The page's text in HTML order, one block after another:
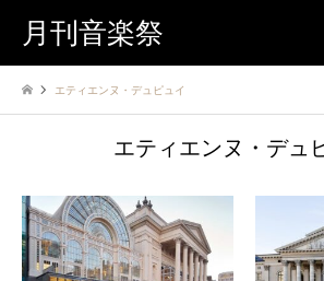
月刊音楽祭
エティエンヌ・デュピュイ
エティエンヌ・デュ